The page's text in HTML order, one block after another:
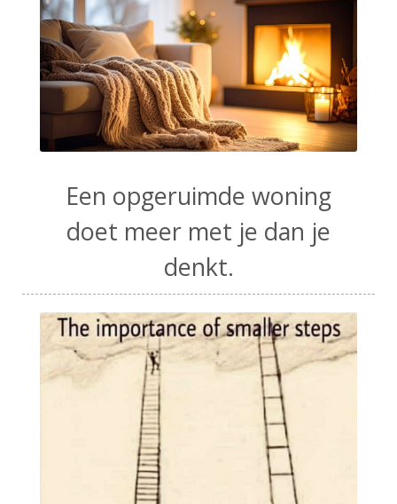
Een opgeruimde woning
doet meer met je dan je
denkt.